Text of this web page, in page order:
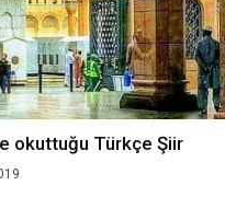
okuttuğu Türkçe Şiir